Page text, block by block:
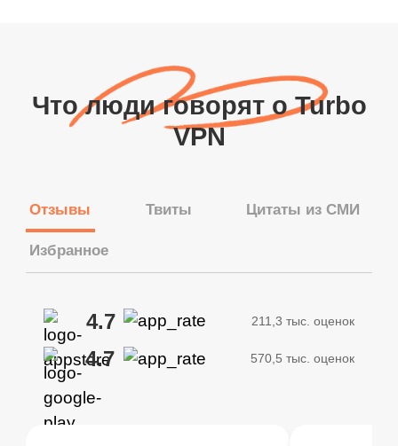
Что люди говорят о Turbo
VPN
Отзывы Твиты Цитаты из СМИ
Избранное
4.7 211,3 тыс. оценок
4.7 570,5 тыс. оценок